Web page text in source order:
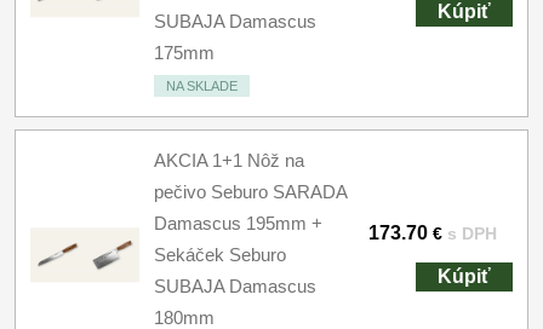
SUBAJA Damascus
175mm
NA SKLADE
Kúpiť
AKCIA 1+1 Nôž na
pečivo Seburo SARADA
Damascus 195mm +
Sekáček Seburo
SUBAJA Damascus
180mm
173.70 € s DPH
Kúpiť